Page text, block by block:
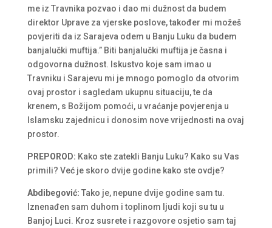
me iz Travnika pozvao i dao mi dužnost da budem
direktor Uprave za vjerske poslove, također mi možeš
povjeriti da iz Sarajeva odem u Banju Luku da budem
banjalučki muftija.” Biti banjalučki muftija je časna i
odgovorna dužnost. Iskustvo koje sam imao u
Travniku i Sarajevu mi je mnogo pomoglo da otvorim
ovaj prostor i sagledam ukupnu situaciju, te da
krenem, s Božijom pomoći, u vraćanje povjerenja u
Islamsku zajednicu i donosim nove vrijednosti na ovaj
prostor.
PREPOROD: Kako ste zatekli Banju Luku? Kako su Vas
primili? Već je skoro dvije godine kako ste ovdje?
Abdibegović: Tako je, nepune dvije godine sam tu.
Iznenađen sam duhom i toplinom ljudi koji su tu u
Banjoj Luci. Kroz susrete i razgovore osjetio sam taj